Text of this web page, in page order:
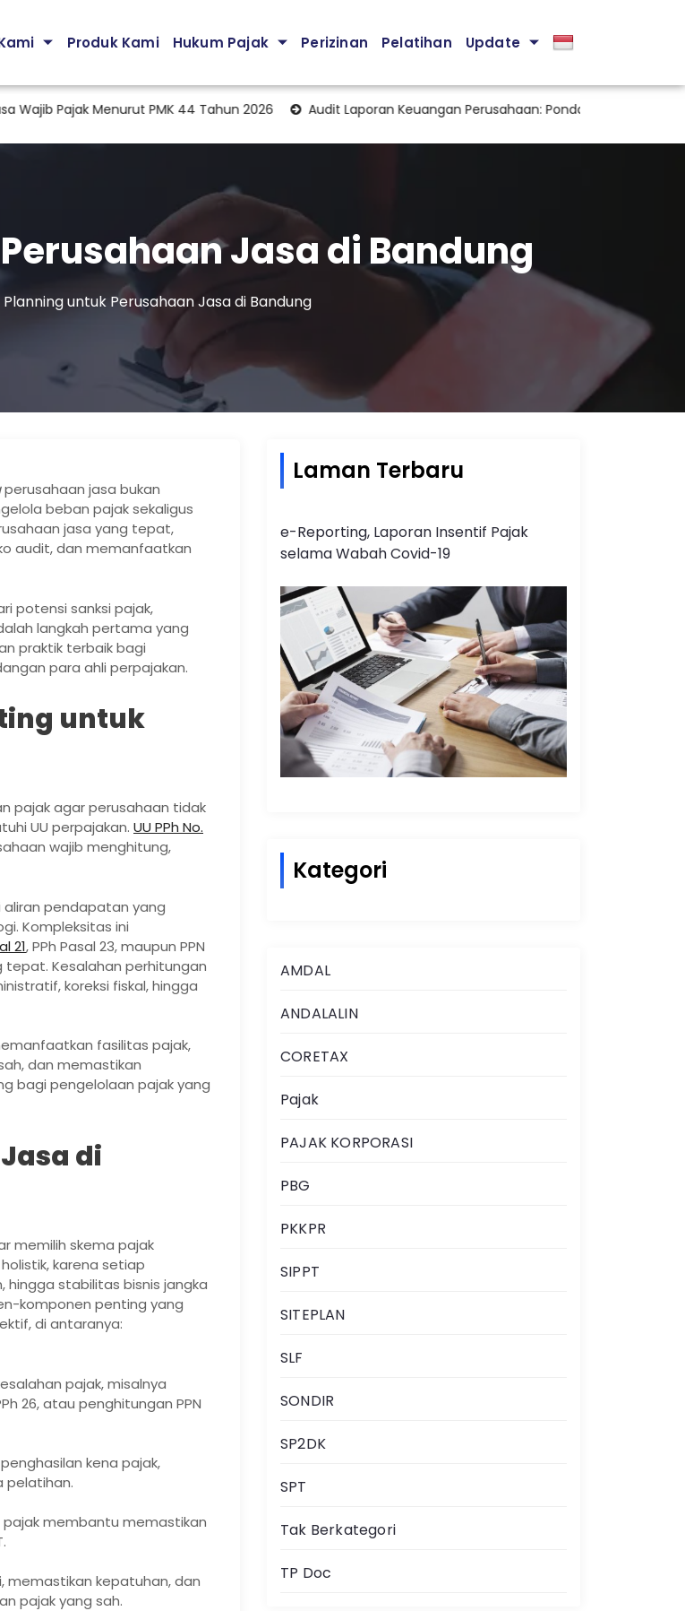
Produk Kami Hukum Pajak Perizinan Pelatihan Update
Menurut PMK 44 Tahun 2026 Audit Laporan Keuangan Perusahaan: Pondasi Penting Menjaga
Jasa di Bandung
Planning untuk Perusahaan Jasa di Bandung
perusahaan jasa bukan
beban pajak sekaligus
jasa yang tepat,
audit, dan memanfaatkan
potensi sanksi pajak,
langkah pertama yang
praktik terbaik bagi
para ahli perpajakan.
untuk
pajak agar perusahaan tidak
UU perpajakan. UU PPh No.
wajib menghitung,
aliran pendapatan yang
Kompleksitas ini
21, PPh Pasal 23, maupun PPN
Kesalahan perhitungan
koreksi fiskal, hingga
fasilitas pajak,
dan memastikan
bagi pengelolaan pajak yang
di
memilih skema pajak
karena setiap
hingga stabilitas bisnis jangka
komponen penting yang
di antaranya:
pajak, misalnya
26, atau penghitungan PPN
kena pajak,
pelatihan.
pajak membantu memastikan
kepatuhan, dan
pajak yang sah.
Laman Terbaru
e-Reporting, Laporan Insentif Pajak
selama Wabah Covid-19
Kategori
AMDAL
ANDALALIN
CORETAX
Pajak
PAJAK KORPORASI
PBG
PKKPR
SIPPT
SITEPLAN
SLF
SONDIR
SP2DK
SPT
Tak Berkategori
TP Doc